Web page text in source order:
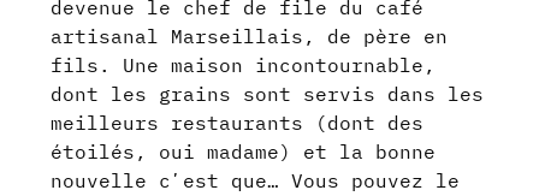
devenue le chef de file du café
artisanal Marseillais, de père en
fils. Une maison incontournable,
dont les grains sont servis dans les
meilleurs restaurants (dont des
étoilés, oui madame) et la bonne
nouvelle cʼest que… Vous pouvez le